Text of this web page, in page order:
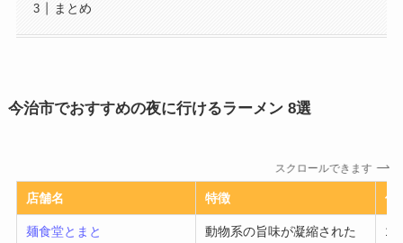
まとめ
今治市でおすすめの夜に行けるラーメン 8選
スクロールできます
店舗名 特徴 価
麺食堂とまと
動物系の旨味が凝縮された
1